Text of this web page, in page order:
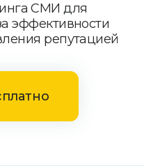
СМИ для
эффективности
репутацией